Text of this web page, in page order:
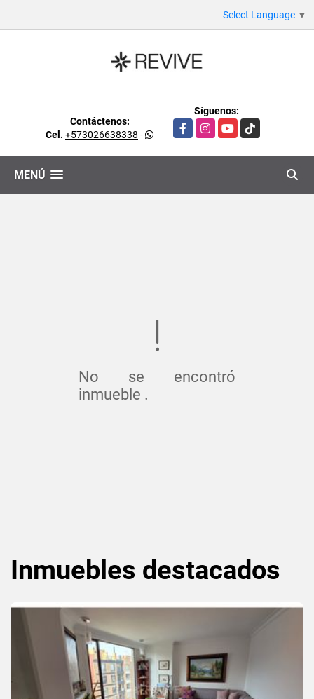
Select Language ▼
Contáctenos:
Cel. +573026638338 -
Síguenos:
FacebookInstagramYouTubeTikTok
MENÚ
No se encontró
inmueble .
Inmuebles destacados